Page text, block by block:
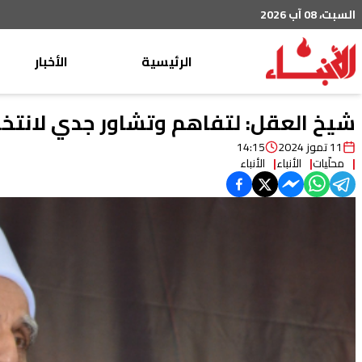
السبت، 08 آب 2026
الرئيسية
الأخبار
عربي دولي
خاص
ثقافة ومجتمع
شيخ العقل: لتفاهم وتشاور جدي
11 تموز 2024 14:15
محلّيات الأنباء الأنباء